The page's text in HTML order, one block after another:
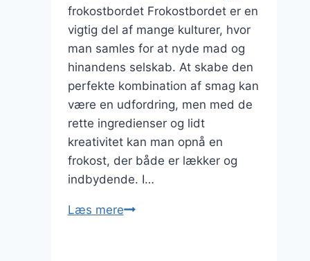
frokostbordet Frokostbordet er en
vigtig del af mange kulturer, hvor
man samles for at nyde mad og
hinandens selskab. At skabe den
perfekte kombination af smag kan
være en udfordring, men med de
rette ingredienser og lidt
kreativitet kan man opnå en
frokost, der både er lækker og
indbydende. I…
Læs merePerfekt